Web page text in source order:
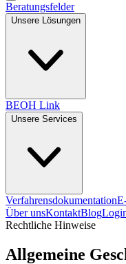
Beratungsfelder
Unsere Lösungen
BEOH Link
Unsere Services
Verfahrensdokumentation
Über unsKontaktBlog
Rechtliche Hinweise
Allgemeine